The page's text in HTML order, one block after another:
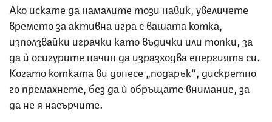
Ако искате да намалите този навик, увеличете
времето за активна игра с вашата котка,
използвайки играчки като въдички или топки, за
да ѝ осигурите начин да изразходва енергията си.
Когато котката ви донесе „подарък“, дискретно
го премахнете, без да ѝ обръщате внимание, за
да не я насърчите.